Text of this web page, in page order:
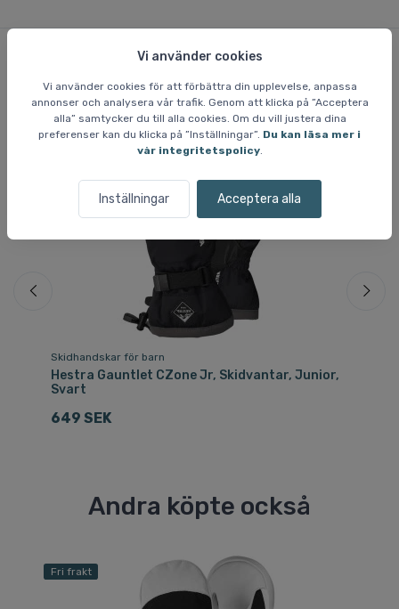
Vi använder cookies
Vi använder cookies för att förbättra din upplevelse, anpassa
annonser och analysera vår trafik. Genom att klicka på ”Acceptera
alla” samtycker du till alla cookies. Om du vill justera dina
preferenser kan du klicka på ”Inställningar”. Du kan läsa mer i
vår integritetspolicy.
Inställningar Acceptera alla
Liknande varor
Skidhandskar för barn
Hestra Gauntlet CZone Jr, Skidvantar, Junior,
Svart
649 SEK
Andra köpte också
Fri frakt